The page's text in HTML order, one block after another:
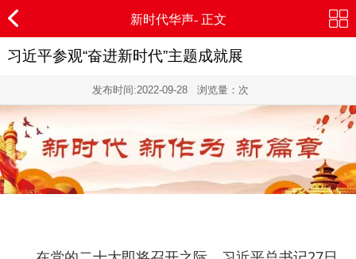
新时代华声- 正文
习近平参观“奋进新时代”主题成就展
发布时间:2022-09-28浏览量： 次